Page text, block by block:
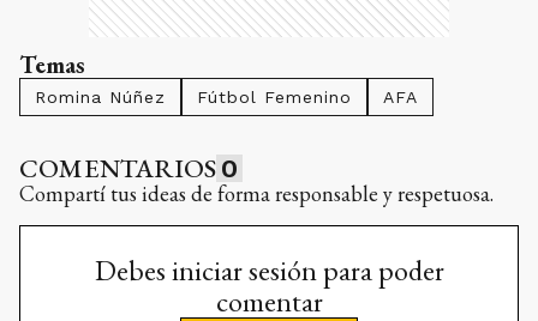
Temas
Romina Núñez Fútbol Femenino AFA
COMENTARIOS 0
Compartí tus ideas de forma responsable y respetuosa.
Debes iniciar sesión para poder
comentar